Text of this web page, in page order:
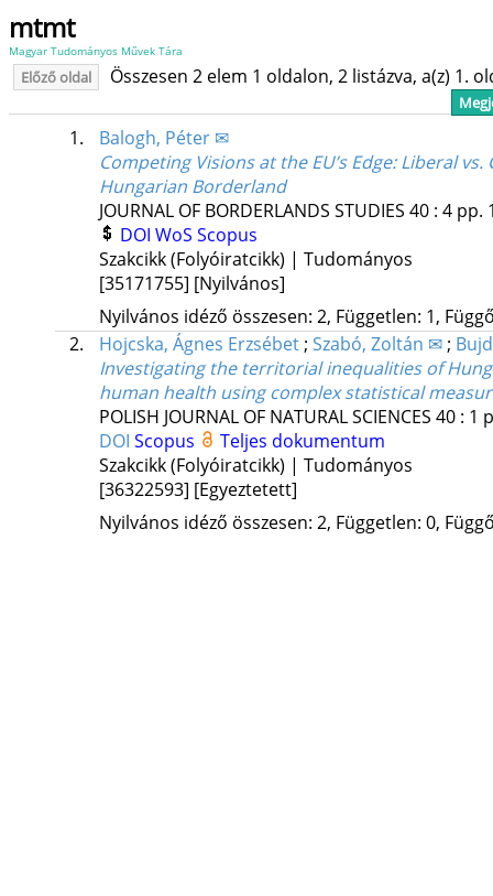
mtmt
Magyar Tudományos Művek Tára
Előző oldal Összesen 2 elem 1 oldalon, 2 listázva, a(z) 1.
1.
Balogh, Péter ✉
Competing Visions at the EU’s Edge: Liberal
Hungarian Borderland
JOURNAL OF BORDERLANDS STUDIES 40: 4 pp.
DOI WoS Scopus
Szakcikk (Folyóiratcikk) | Tudományos
[35171755] [Nyilvános]
Nyilvános idéző összesen: 2, Független: 1,
2.
Hojcska, Ágnes Erzsébet; Szabó, Zoltán ✉;
Investigating the territorial inequalities of
human health using complex statistical
POLISH JOURNAL OF NATURAL SCIENCES 40: 1
DOI Scopus
Teljes dokumentum
Szakcikk (Folyóiratcikk) | Tudományos
[36322593] [Egyeztetett]
Nyilvános idéző összesen: 2, Független: 0,